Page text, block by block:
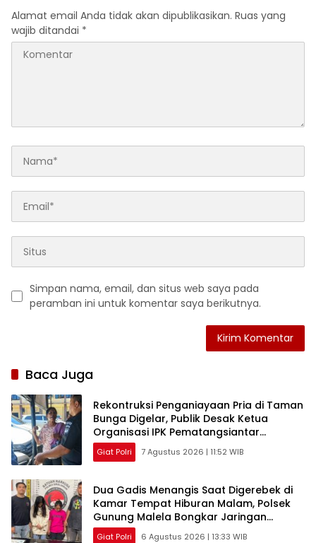
Alamat email Anda tidak akan dipublikasikan. Ruas yang
wajib ditandai *
Simpan nama, email, dan situs web saya pada
peramban ini untuk komentar saya berikutnya.
Baca Juga
Rekontruksi Penganiayaan Pria di Taman
Bunga Digelar, Publik Desak Ketua
Organisasi IPK Pematangsiantar
Diperiksa
Giat Polri 7 Agustus 2026 | 11:52 WIB
Dua Gadis Menangis Saat Digerebek di
Kamar Tempat Hiburan Malam, Polsek
Gunung Malela Bongkar Jaringan
Pemakai Sabu di Simalungun
Giat Polri 6 Agustus 2026 | 13:33 WIB